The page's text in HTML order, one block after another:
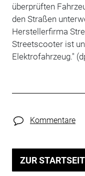
überprüften
den Straßen
Herstellerfirma
Streetscooter ist
Elektrofahrzeug."
Kommentare
ZUR